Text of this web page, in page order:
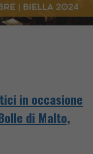
in occasione
di Malto,